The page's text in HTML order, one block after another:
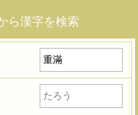
ら漢字を検索